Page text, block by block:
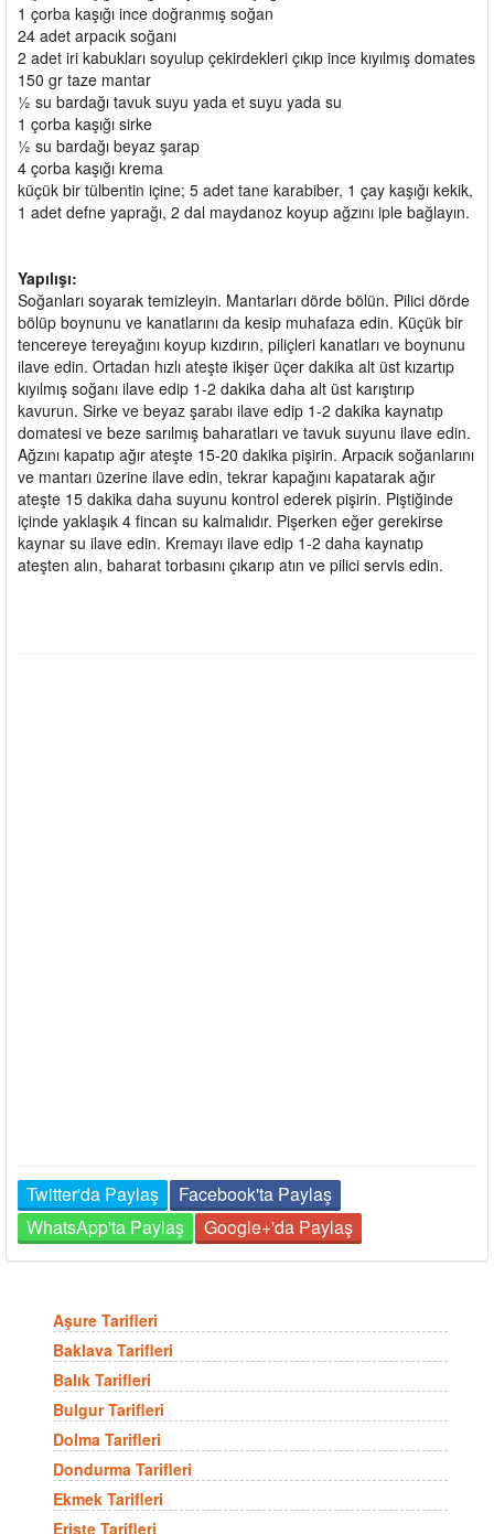
1 çorba kaşığı ince doğranmış soğan
24 adet arpacık soğanı
2 adet iri kabukları soyulup çekirdekleri çıkıp ince kıyılmış domates
150 gr taze mantar
½ su bardağı tavuk suyu yada et suyu yada su
1 çorba kaşığı sirke
½ su bardağı beyaz şarap
4 çorba kaşığı krema
küçük bir tülbentin içine; 5 adet tane karabiber, 1 çay kaşığı kekik,
1 adet defne yaprağı, 2 dal maydanoz koyup ağzını iple bağlayın.
Yapılışı:
Soğanları soyarak temizleyin. Mantarları dörde bölün. Pilici dörde
bölüp boynunu ve kanatlarını da kesip muhafaza edin. Küçük bir
tencereye tereyağını koyup kızdırın, piliçleri kanatları ve boynunu
ilave edin. Ortadan hızlı ateşte ikişer üçer dakika alt üst kızartıp
kıyılmış soğanı ilave edip 1-2 dakika daha alt üst karıştırıp
kavurun. Sirke ve beyaz şarabı ilave edip 1-2 dakika kaynatıp
domatesi ve beze sarılmış baharatları ve tavuk suyunu ilave edin.
Ağzını kapatıp ağır ateşte 15-20 dakika pişirin. Arpacık soğanlarını
ve mantarı üzerine ilave edin, tekrar kapağını kapatarak ağır
ateşte 15 dakika daha suyunu kontrol ederek pişirin. Piştiğinde
içinde yaklaşık 4 fincan su kalmalıdır. Pişerken eğer gerekirse
kaynar su ilave edin. Kremayı ilave edip 1-2 daha kaynatıp
ateşten alın, baharat torbasını çıkarıp atın ve pilici servis edin.
Twitter'da Paylaş
Facebook'ta Paylaş
WhatsApp'ta Paylaş
Google+'da Paylaş
Aşure Tarifleri
Baklava Tarifleri
Balık Tarifleri
Bulgur Tarifleri
Dolma Tarifleri
Dondurma Tarifleri
Ekmek Tarifleri
Erişte Tarifleri